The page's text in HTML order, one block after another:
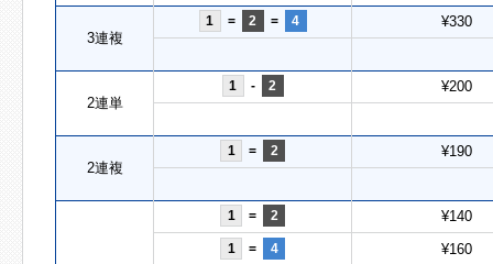
3連複
1 = 2 = 4 ¥330
2連単
1 - 2 ¥200
2連複
1 = 2 ¥190
1 = 2 ¥140
1 = 4 ¥160